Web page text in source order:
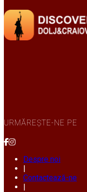
URMĂREȘTE-NE PE
Despre noi
|
Contactează-ne
|